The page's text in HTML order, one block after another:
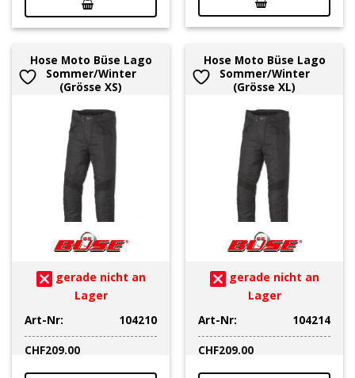
Hose Moto Büse Lago
Sommer/Winter
(Grösse XS)
gerade nicht an
Lager
Art-Nr:
104210
CHF209.00
Hose Moto Büse Lago
Sommer/Winter
(Grösse XL)
gerade nicht an
Lager
Art-Nr:
104214
CHF209.00